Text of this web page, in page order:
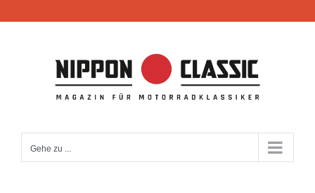
Inhalt
Gehe zu ...